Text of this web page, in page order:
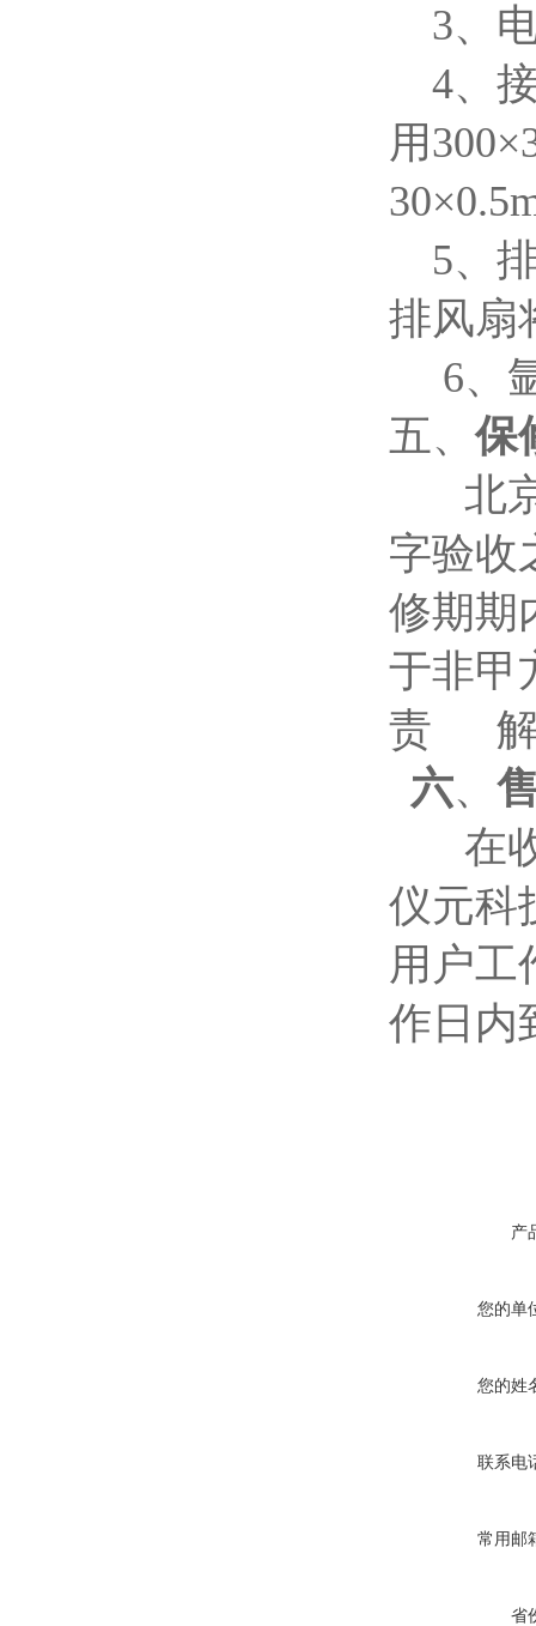
3、电
4、接
用
5、排
排风
6、
五、保
北
字验
修期
于非甲
责 解
六、
在收
仪元
用户
作日内
产
您的单
您的姓
联系电
常用邮
省